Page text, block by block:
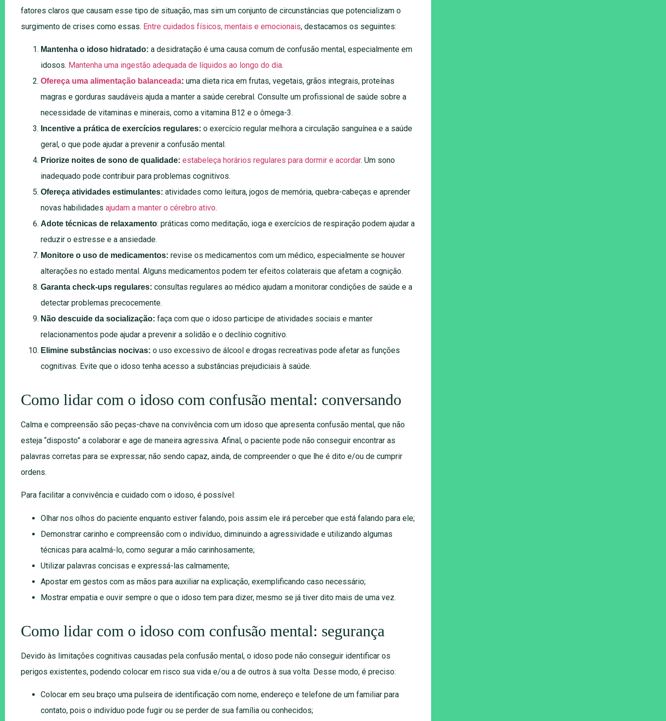
fatores claros que causam esse tipo de situação, mas sim um conjunto de circunstâncias que potencializam o
surgimento de crises como essas. Entre cuidados físicos, mentais e emocionais, destacamos os seguintes:
Mantenha o idoso hidratado: a desidratação é uma causa comum de confusão mental, especialmente em
idosos. Mantenha uma ingestão adequada de líquidos ao longo do dia.
Ofereça uma alimentação balanceada: uma dieta rica em frutas, vegetais, grãos integrais, proteínas
magras e gorduras saudáveis ajuda a manter a saúde cerebral. Consulte um profissional de saúde sobre a
necessidade de vitaminas e minerais, como a vitamina B12 e o ômega-3.
Incentive a prática de exercícios regulares: o exercício regular melhora a circulação sanguínea e a saúde
geral, o que pode ajudar a prevenir a confusão mental.
Priorize noites de sono de qualidade: estabeleça horários regulares para dormir e acordar. Um sono
inadequado pode contribuir para problemas cognitivos.
Ofereça atividades estimulantes: atividades como leitura, jogos de memória, quebra-cabeças e aprender
novas habilidades ajudam a manter o cérebro ativo.
Adote técnicas de relaxamento: práticas como meditação, ioga e exercícios de respiração podem ajudar a
reduzir o estresse e a ansiedade.
Monitore o uso de medicamentos: revise os medicamentos com um médico, especialmente se houver
alterações no estado mental. Alguns medicamentos podem ter efeitos colaterais que afetam a cognição.
Garanta check-ups regulares: consultas regulares ao médico ajudam a monitorar condições de saúde e a
detectar problemas precocemente.
Não descuide da socialização: faça com que o idoso participe de atividades sociais e manter
relacionamentos pode ajudar a prevenir a solidão e o declínio cognitivo.
Elimine substâncias nocivas: o uso excessivo de álcool e drogas recreativas pode afetar as funções
cognitivas. Evite que o idoso tenha acesso a substâncias prejudiciais à saúde.
Como lidar com o idoso com confusão mental: conversando
Calma e compreensão são peças-chave na convivência com um idoso que apresenta confusão mental, que não
esteja “disposto” a colaborar e age de maneira agressiva. Afinal, o paciente pode não conseguir encontrar as
palavras corretas para se expressar, não sendo capaz, ainda, de compreender o que lhe é dito e/ou de cumprir
ordens.
Para facilitar a convivência e cuidado com o idoso, é possível:
Olhar nos olhos do paciente enquanto estiver falando, pois assim ele irá perceber que está falando para ele;
Demonstrar carinho e compreensão com o indivíduo, diminuindo a agressividade e utilizando algumas
técnicas para acalmá-lo, como segurar a mão carinhosamente;
Utilizar palavras concisas e expressá-las calmamente;
Apostar em gestos com as mãos para auxiliar na explicação, exemplificando caso necessário;
Mostrar empatia e ouvir sempre o que o idoso tem para dizer, mesmo se já tiver dito mais de uma vez.
Como lidar com o idoso com confusão mental: segurança
Devido às limitações cognitivas causadas pela confusão mental, o idoso pode não conseguir identificar os
perigos existentes, podendo colocar em risco sua vida e/ou a de outros à sua volta. Desse modo, é preciso:
Colocar em seu braço uma pulseira de identificação com nome, endereço e telefone de um familiar para
contato, pois o indivíduo pode fugir ou se perder de sua família ou conhecidos;